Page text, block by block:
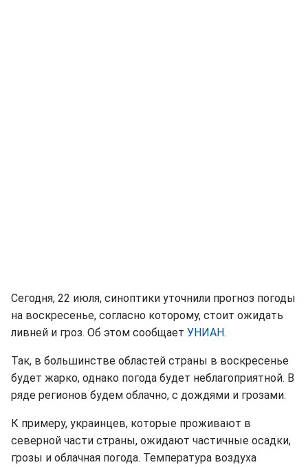
Сегодня, 22 июля, синоптики уточнили прогноз погоды
на воскресенье, согласно которому, стоит ожидать
ливней и гроз. Об этом сообщает УНИАН.
Так, в большинстве областей страны в воскресенье
будет жарко, однако погода будет неблагоприятной. В
ряде регионов будем облачно, с дождями и грозами.
К примеру, украинцев, которые проживают в
северной части страны, ожидают частичные осадки,
грозы и облачная погода. Температура воздуха